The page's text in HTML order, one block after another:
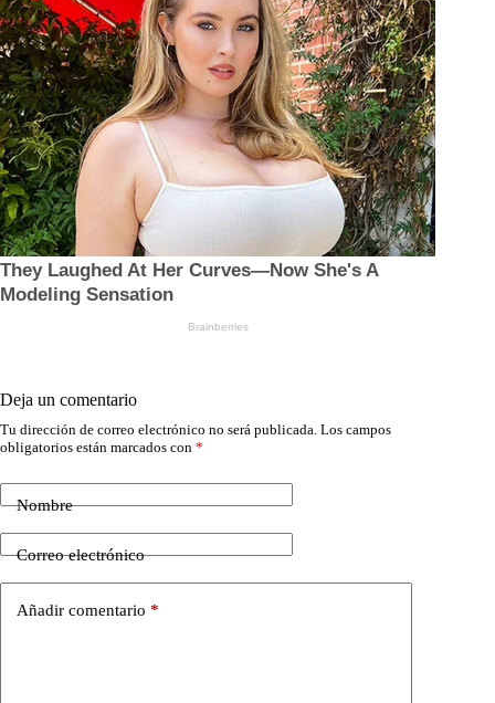
Deja un comentario
Tu dirección de correo electrónico no será publicada. Los campos
obligatorios están marcados con *
Nombre
Correo electrónico
Añadir comentario *